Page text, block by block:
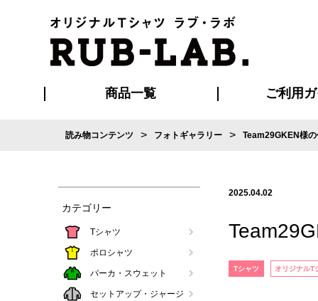
商品一覧 ご利用
ご利用ガ
はじめて
再注文の
お支払い方法
割引まとめ
発送・特急サー
版の保管期限
よくある
読み物コンテンツ > フォトギャラリー > Team29GKEN様
カテゴリー
Tシャツ
ポロシャツ
パーカ・スウェット
セットアップ・ジャージ
2025.04.02
Tシャツ オリジナルT